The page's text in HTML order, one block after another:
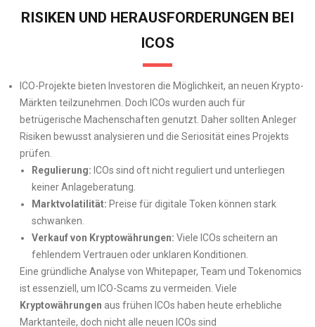
RISIKEN UND HERAUSFORDERUNGEN BEI
ICOS
ICO-Projekte bieten Investoren die Möglichkeit, an neuen Krypto-
Märkten teilzunehmen. Doch ICOs wurden auch für
betrügerische Machenschaften genutzt. Daher sollten Anleger
Risiken bewusst analysieren und die Seriosität eines Projekts
prüfen.
Regulierung: ICOs sind oft nicht reguliert und unterliegen
keiner Anlageberatung.
Marktvolatilität: Preise für digitale Token können stark
schwanken.
Verkauf von Kryptowährungen: Viele ICOs scheitern an
fehlendem Vertrauen oder unklaren Konditionen.
Eine gründliche Analyse von Whitepaper, Team und Tokenomics
ist essenziell, um ICO-Scams zu vermeiden. Viele
Kryptowährungen aus frühen ICOs haben heute erhebliche
Marktanteile, doch nicht alle neuen ICOs sind